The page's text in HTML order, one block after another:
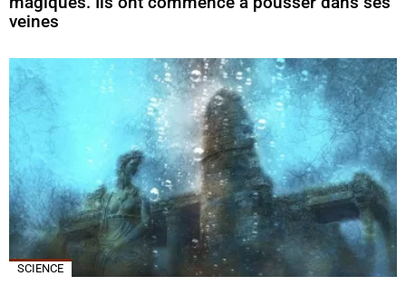
veines
SCIENCE